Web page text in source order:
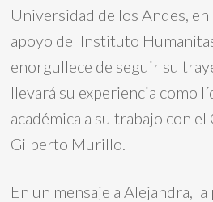
Universidad de los Andes,
apoyo del Instituto
enorgullece de seguir su
llevará su experiencia como
académica a su trabajo con
Gilberto Murillo.
En un mensaje a Alejandra,